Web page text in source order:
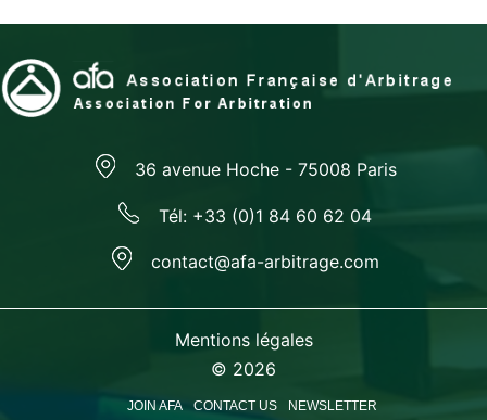
36 avenue Hoche - 75008 Paris
Tél: +33 (0)1 84 60 62 04
contact@afa-arbitrage.com
Mentions légales
© 2026
JOIN AFA CONTACT US NEWSLETTER